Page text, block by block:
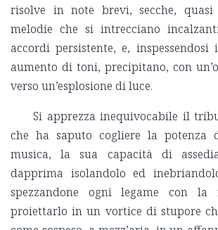
risolve in note brevi, secche, quasi
melodie che si intrecciano
accordi persistente, e, inspessendosi
aumento di toni, precipitano, con
verso un’esplosione di luce.
Si apprezza inequivocabile il
che ha saputo cogliere la potenza
musica, la sua capacità di
dapprima isolandolo ed
spezzandone ogni legame con
proiettarlo in un vortice di stupore